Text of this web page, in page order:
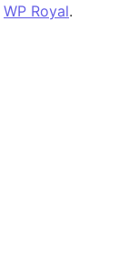
WP Royal.